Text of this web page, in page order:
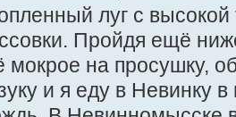
луг с
Пройдя ещё
мокрое на просушку,
и я еду в Невинку